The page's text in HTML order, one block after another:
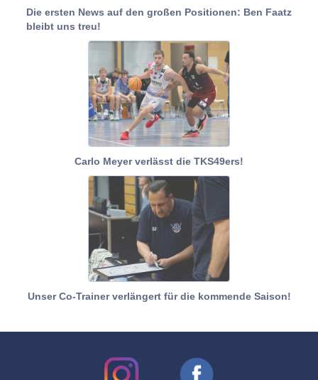
Die ersten News auf den großen Positionen: Ben Faatz
bleibt uns treu!
Carlo Meyer verlässt die TKS49ers!
Unser Co-Trainer verlängert für die kommende Saison!